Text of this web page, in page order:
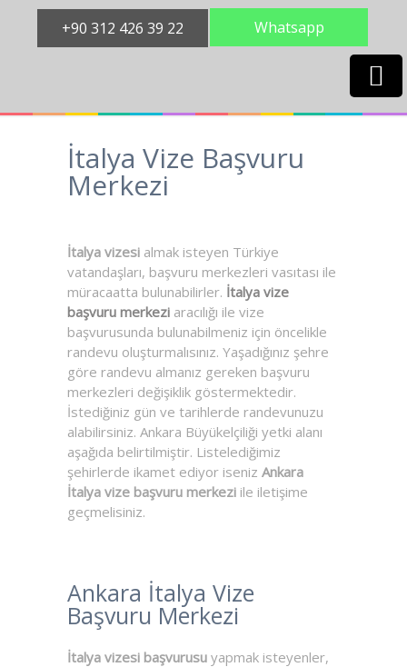
+90 312 426 39 22 Whatsapp
İtalya Vize Başvuru
Merkezi
İtalya vizesi almak isteyen Türkiye
vatandaşları, başvuru merkezleri vasıtası ile
müracaatta bulunabilirler. İtalya vize
başvuru merkezi aracılığı ile vize
başvurusunda bulunabilmeniz için öncelikle
randevu oluşturmalısınız. Yaşadığınız şehre
göre randevu almanız gereken başvuru
merkezleri değişiklik göstermektedir.
İstediğiniz gün ve tarihlerde randevunuzu
alabilirsiniz. Ankara Büyükelçiliği yetki alanı
aşağıda belirtilmiştir. Listelediğimiz
şehirlerde ikamet ediyor iseniz Ankara
İtalya vize başvuru merkezi ile iletişime
geçmelisiniz.
Ankara İtalya Vize
Başvuru Merkezi
İtalya vizesi başvurusu yapmak isteyenler,